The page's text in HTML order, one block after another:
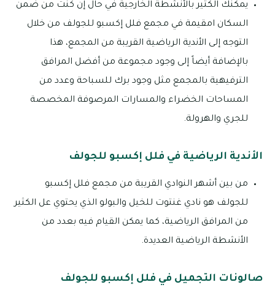
يمكنك الكثير بالأنشطة الخارجية في حال إن كنت من ضمن
السكان امقيمة في مجمع فلل إكسبو للجولف من خلال
التوجه إلى الأندية الرياضية القريبة من المجمع، هذا
بالإضافة أيضاً إلى وجود مجموعة من أفضل المرافق
الترفيهية بالمجمع مثل وجود برك للسباحة وعدد من
المساحات الخضراء والمسارات المرصوفة المخصصة
للجري والهرولة.
الأندية الرياضية في فلل إكسبو للجولف
من بين أشهر النوادي القريبة من مجمع فلل إكسبو
للجولف هو نادي غنتوت للخيل والبولو الذي يحتوي عل الكثير
من المرافق الرياضية، كما يمكن القيام فيه بعدد من
الأنشطة الرياضية العديدة.
صالونات التجميل في فلل إكسبو للجولف